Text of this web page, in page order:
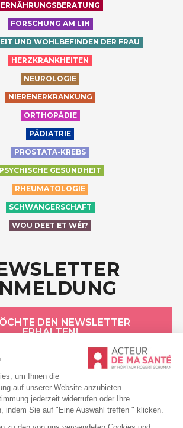
ERNÄHRUNGSBERATUNG
FORSCHUNG AM LIH
UND WOHLBEFINDEN DER FRAU
HERZKRANKHEITEN
NEUROLOGIE
NIERENERKRANKUNG
ORTHOPÄDIE
PÄDIATRIE
PROSTATA-KREBS
PSYCHISCHE GESUNDHEIT
RHEUMATOLOGIE
SCHWANGERSCHAFT
WOU DEET ET WÉI?
DEN NEWSLETTER
ERHALTEN!
ROBERT SCHUMAN
Datenschutzerklärung
Cookie-Erklärung
Allgemeine Bedingungen